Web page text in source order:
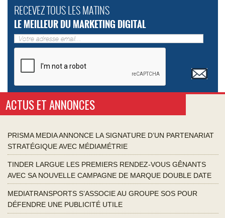
RECEVEZ TOUS LES MATINS
LE MEILLEUR DU MARKETING DIGITAL
ACTUS ET ANNONCES
PRISMA MEDIA ANNONCE LA SIGNATURE D’UN PARTENARIAT
STRATÉGIQUE AVEC MÉDIAMÉTRIE
TINDER LARGUE LES PREMIERS RENDEZ-VOUS GÊNANTS
AVEC SA NOUVELLE CAMPAGNE DE MARQUE DOUBLE DATE
MEDIATRANSPORTS S’ASSOCIE AU GROUPE SOS POUR
DÉFENDRE UNE PUBLICITÉ UTILE